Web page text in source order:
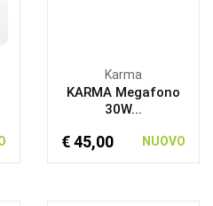
Karma
KARMA Megafono
30W...
€ 45,00 NUOVO